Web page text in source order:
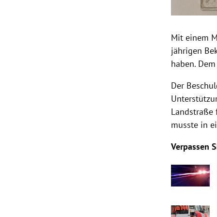
Mit einem
jährigen
haben.
Der
Landstraße
musste in
Verpassen